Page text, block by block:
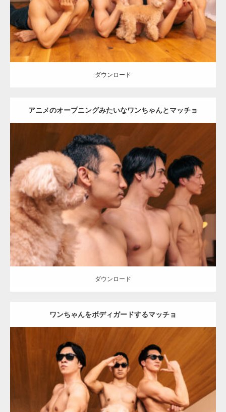
ダウンロード
ダウンロード
アニメのオープニングみたいなワンちゃんとマッチョ
Update: 2026.05.9
Category:ワンちゃん(犬)とマッチョ オレンジの人
AKIHITO(細マッ
チョ)
外資系筋肉
ダウンロード
ダウンロード
ワンちゃんをボディガードするマッチョ
Update:2026.05.9
ワンちゃん(犬)とマッチョ オレンジの人
AKIHITO(細マッ
チョ)
SOSUKE 外資系筋肉